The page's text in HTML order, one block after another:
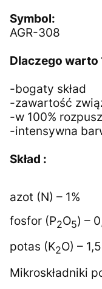
Symbol:
AGR-308
Dlaczego warto
-bogaty skład
-zawartość
-w 100%
-intensywna
Skład :
azot (N) – 1%
fosfor (P2O5) –
potas (K2O) –
Mikroskładniki